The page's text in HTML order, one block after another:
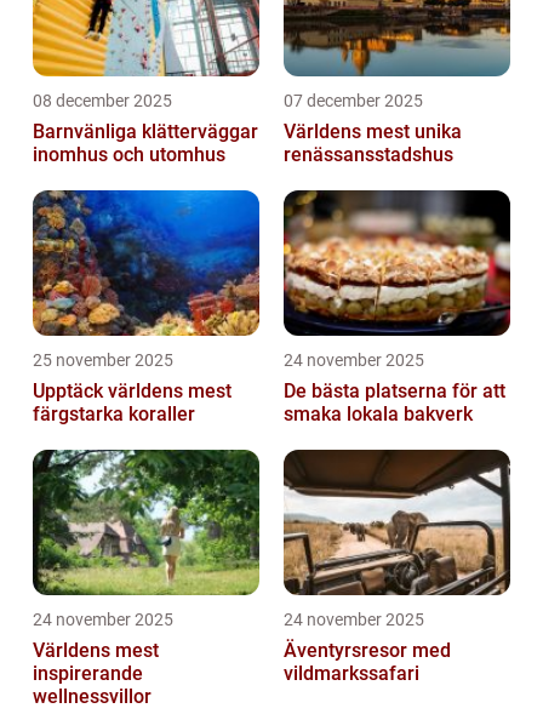
08 december 2025
Barnvänliga klätterväggar
inomhus och utomhus
07 december 2025
Världens mest unika
renässansstadshus
25 november 2025
Upptäck världens mest
färgstarka koraller
24 november 2025
De bästa platserna för att
smaka lokala bakverk
24 november 2025
Världens mest
inspirerande
wellnessvillor
24 november 2025
Äventyrsresor med
vildmarkssafari